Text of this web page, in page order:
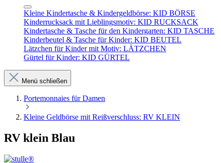
Kleine Kindertasche & Kindergeldbörse: KID BÖRSE
Kinderrucksack mit Lieblingsmotiv: KID RUCKSACK
Kindertasche & Tasche für den Kindergarten: KID TASCHE
Kinderbeutel & Tasche für Kinder: KID BEUTEL
Lätzchen für Kinder mit Motiv: LÄTZCHEN
Gürtel für Kinder: KID GÜRTEL
Menü schließen
Portemonnaies für Damen
Kleine Geldbörse mit Reißverschluss: RV KLEIN
RV klein Blau